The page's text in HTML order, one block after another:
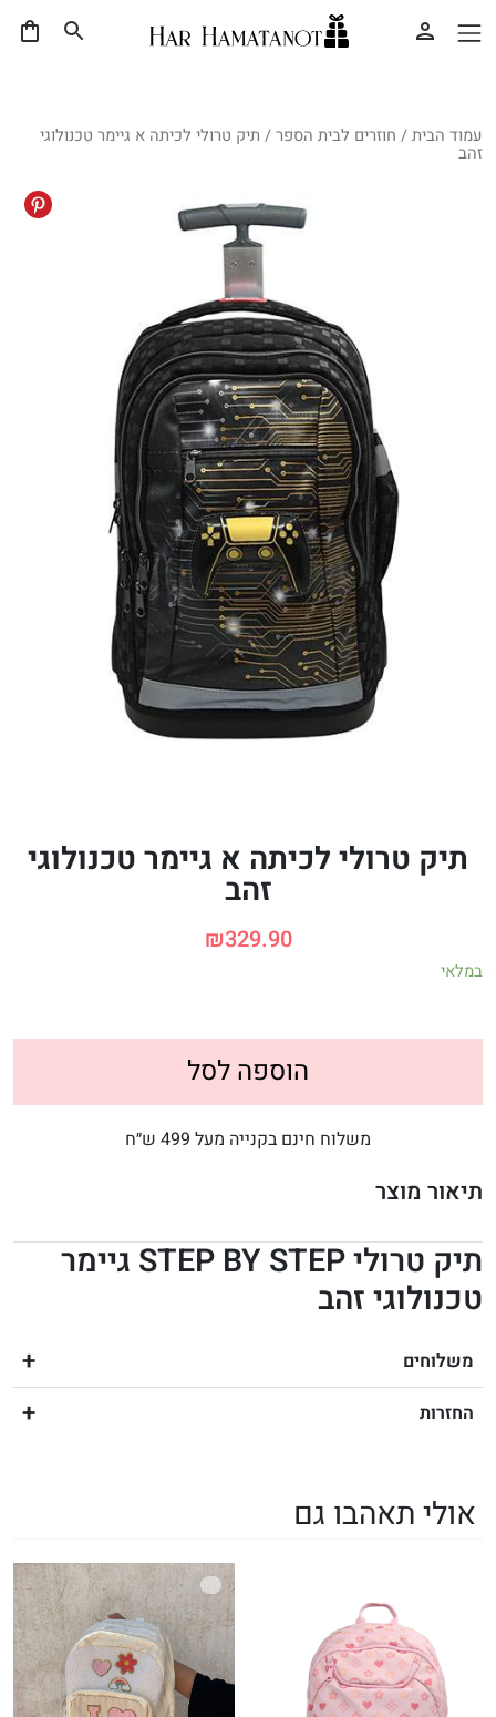
עמוד הבית/ חוזרים לבית הספר/ תיק טרולי לכיתה א גיימר טכנולוגי
זהב
תיק טרולי לכיתה א גיימר טכנולוגי
זהב
₪329.90
במלאי
הוספה לסל
משלוח חינם בקנייה מעל 499 ש״ח
תיאור מוצר
תיק טרולי STEP BY STEP גיימר
טכנולוגי זהב
משלוחים
החזרות
אולי תאהבו גם